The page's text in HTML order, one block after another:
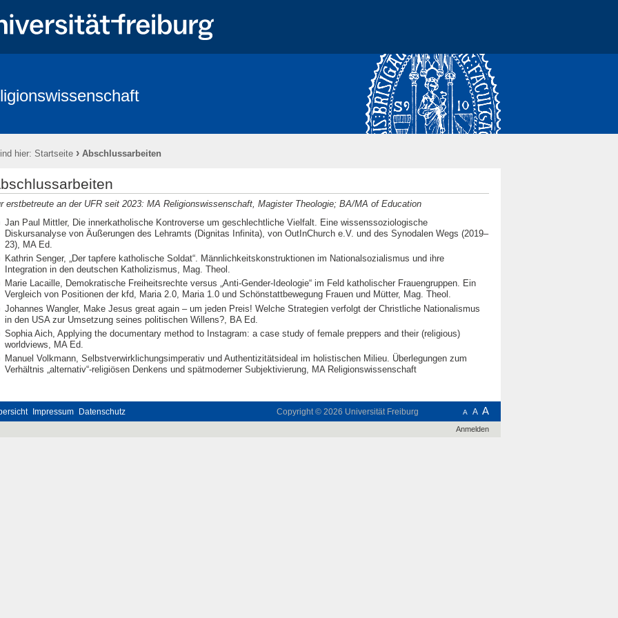
hier: Startseite › Abschlussarbeiten
erstbetreute an der UFR seit 2023: MA Religionswissenschaft, Magister Theologie; BA/MA of Education
Jan Paul Mittler, Die innerkatholische Kontroverse um geschlechtliche Vielfalt. Eine wissenssoziologische
Diskursanalyse von Äußerungen des Lehramts (Dignitas Infinita), von OutInChurch e.V. und des Synodalen Wegs (2019–
23), MA Ed.
Kathrin Senger, „Der tapfere katholische Soldat“. Männlichkeitskonstruktionen im Nationalsozialismus und ihre
Integration in den deutschen Katholizismus, Mag. Theol.
Marie Lacaille, Demokratische Freiheitsrechte versus „Anti-Gender-Ideologie“ im Feld katholischer Frauengruppen. Ein
Vergleich von Positionen der kfd, Maria 2.0, Maria 1.0 und Schönstattbewegung Frauen und Mütter, Mag. Theol.
Johannes Wangler, Make Jesus great again – um jeden Preis! Welche Strategien verfolgt der Christliche Nationalismus
in den USA zur Umsetzung seines politischen Willens?, BA Ed.
Sophia Aich, Applying the documentary method to Instagram: a case study of female preppers and their (religious)
worldviews, MA Ed.
Manuel Volkmann, Selbstverwirklichungsimperativ und Authentizitätsideal im holistischen Milieu. Überlegungen zum
Verhältnis „alternativ“-religiösen Denkens und spätmoderner Subjektivierung, MA Religionswissenschaft
Impressum Datenschutz A A A
Copyright © 2026 Universität Freiburg
Anmelden